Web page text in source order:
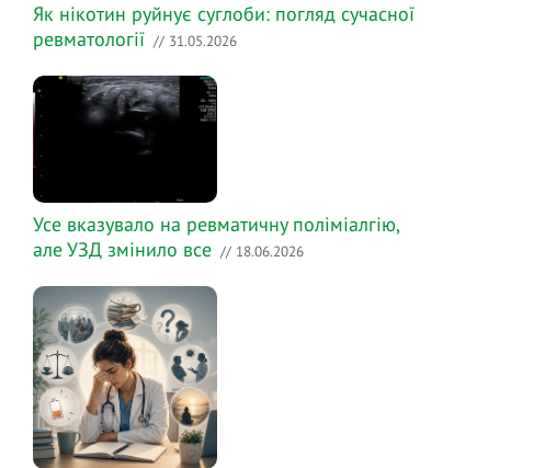
Як нікотин руйнує суглоби: погляд сучасної
ревматології // 31.05.2026
Усе вказувало на ревматичну поліміалгію,
але УЗД змінило все // 18.06.2026